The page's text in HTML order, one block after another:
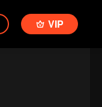
VIP